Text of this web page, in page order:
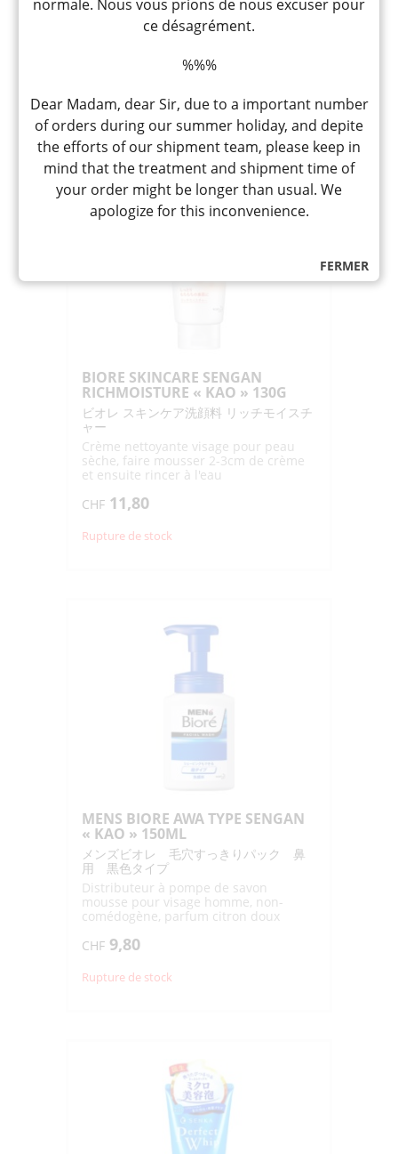
Crème nettoyante hydratante tous type
Rupture de stock
BIORE SKINCARE SENGAN
RICHMOISTURE « KAO » 130G
ビオレ スキンケア洗顔料 リッチモイスチ
ャー
Crème nettoyante visage pour peau
sèche, faire mousser 2-3cm de crème
et ensuite rincer à l'eau
CHF 11,80
Rupture de stock
MENS BIORE AWA TYPE SENGAN
« KAO » 150ML
メンズビオレ 毛穴すっきりパック 鼻
用 黒色タイプ
Distributeur à pompe de savon
mousse pour visage homme, non-
comédogène, parfum citron doux
CHF 9,80
Rupture de stock
FERMER
normale. Nous vous prions de nous excuser pour
ce désagrément.
%%%
Dear Madam, dear Sir, due to a important number
of orders during our summer holiday, and depite
the efforts of our shipment team, please keep in
mind that the treatment and shipment time of
your order might be longer than usual. We
apologize for this inconvenience.